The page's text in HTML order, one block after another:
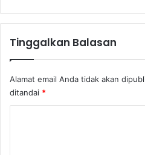
n
e
a
s
i
,
B
I
J
a
Tinggalkan Balasan
Alamat email Anda tidak akan
ditandai *